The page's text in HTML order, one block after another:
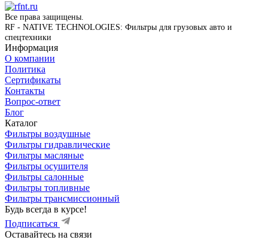
Все права защищены.
RF - NATIVE TECHNOLOGIES: Фильтры для грузовых авто и
спецтехники
Информация
О компании
Политика
Сертификаты
Контакты
Вопрос-ответ
Блог
Каталог
Фильтры воздушные
Фильтры гидравлические
Фильтры масляные
Фильтры осушителя
Фильтры салонные
Фильтры топливные
Фильтры трансмиссионный
Будь всегда в курсе!
Подписаться
Оставайтесь на связи